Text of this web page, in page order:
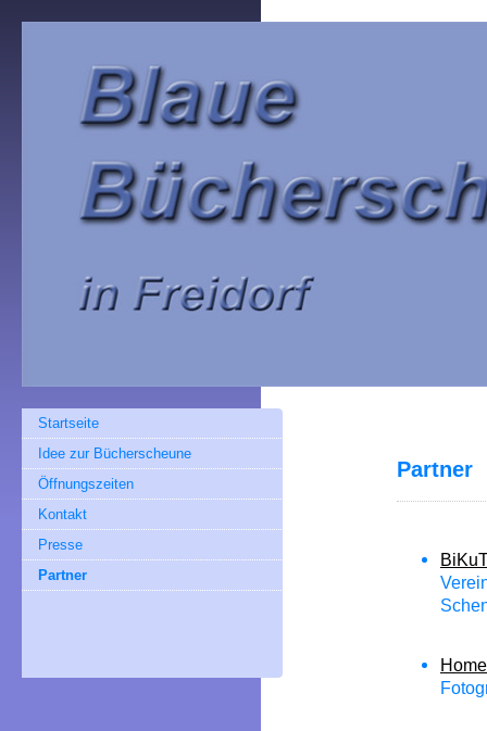
Partner
Startseite
Idee zur Bücherscheune
Öffnungszeiten
Kontakt
Presse
Partner